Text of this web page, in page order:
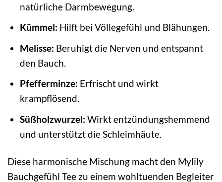
natürliche Darmbewegung.
Kümmel: Hilft bei Völlegefühl und Blähungen.
Melisse: Beruhigt die Nerven und entspannt
den Bauch.
Pfefferminze: Erfrischt und wirkt
krampflösend.
Süßholzwurzel: Wirkt entzündungshemmend
und unterstützt die Schleimhäute.
Diese harmonische Mischung macht den Mylily
Bauchgefühl Tee zu einem wohltuenden Begleiter